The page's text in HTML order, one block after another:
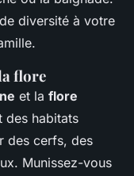
diversité à votre
flore
et la flore
des habitats
des cerfs, des
Munissez-vous